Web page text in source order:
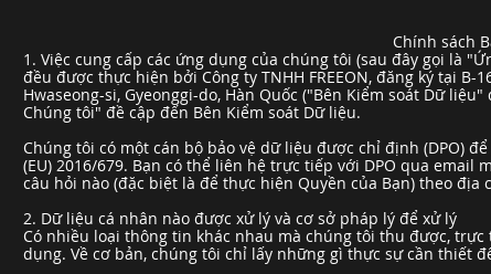
Chính sách
1. Việc cung cấp các ứng dụng của chúng tôi (sau đây gọi là
đều được thực hiện bởi Công ty TNHH FREEON, đăng ký tại
Hwaseong-si, Gyeonggi-do, Hàn Quốc ("Bên Kiểm soát Dữ
Chúng tôi" đề cập đến Bên Kiểm soát Dữ liệu.
Chúng tôi có một cán bộ bảo vệ dữ liệu được chỉ định (DPO)
(EU) 2016/679. Bạn có thể liên hệ trực tiếp với DPO qua email
câu hỏi nào (đặc biệt là để thực hiện Quyền của Bạn) theo địa
2. Dữ liệu cá nhân nào được xử lý và cơ sở pháp lý để xử lý
Có nhiều loại thông tin khác nhau mà chúng tôi thu được,
dụng. Về cơ bản, chúng tôi chỉ lấy những gì thực sự cần thiết